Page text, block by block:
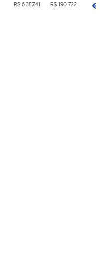
R$ 6.357,41 R$ 190.722,30